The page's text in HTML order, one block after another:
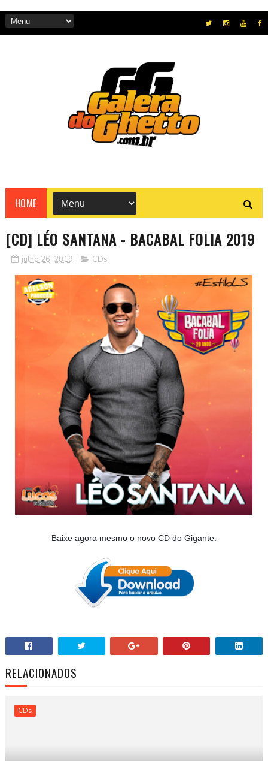
HOME
[CD] LÉO SANTANA - BACABAL FOLIA 2019
julho 26, 2019 CDs
Baixe agora mesmo o novo CD do Gigante.
RELACIONADOS
CDs